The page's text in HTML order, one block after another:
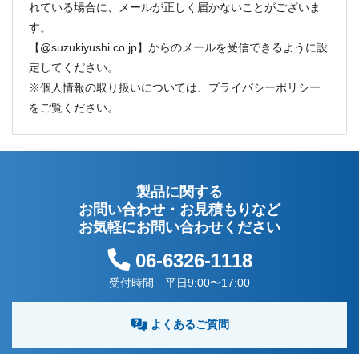
れている場合に、メールが正しく届かないことがございま
す。
【@suzukiyushi.co.jp】からのメールを受信できるように設
定してください。
※個人情報の取り扱いについては、 プライバシーポリシー
をご覧ください。
製品に関する
お問い合わせ・お見積もりなど
お気軽にお問い合わせください
06-6326-1118
受付時間 平日9:00〜17:00
よくあるご質問